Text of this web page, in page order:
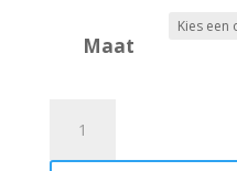
Maat
Cker